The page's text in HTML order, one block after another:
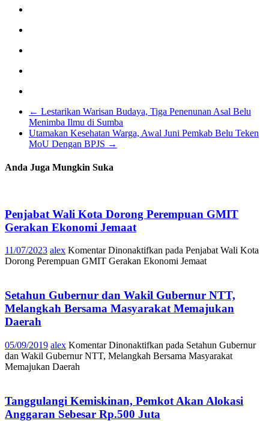
← Lestarikan Warisan Budaya, Tiga Penenunan Asal Belu
Menimba Ilmu di Sumba
Utamakan Kesehatan Warga, Awal Juni Pemkab Belu Teken
MoU Dengan BPJS →
Anda Juga Mungkin Suka
Penjabat Wali Kota Dorong Perempuan GMIT
Gerakan Ekonomi Jemaat
11/07/2023 alex Komentar Dinonaktifkan pada Penjabat Wali Kota
Dorong Perempuan GMIT Gerakan Ekonomi Jemaat
Setahun Gubernur dan Wakil Gubernur NTT,
Melangkah Bersama Masyarakat Memajukan
Daerah
05/09/2019 alex Komentar Dinonaktifkan pada Setahun Gubernur
dan Wakil Gubernur NTT, Melangkah Bersama Masyarakat
Memajukan Daerah
Tanggulangi Kemiskinan, Pemkot Akan Alokasi
Anggaran Sebesar Rp.500 Juta